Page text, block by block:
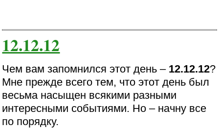
12.12.12
Чем вам запомнился этот день – 12.12.12?
Мне прежде всего тем, что этот день был
весьма насыщен всякими разными
интересными событиями. Но – начну все
по порядку.